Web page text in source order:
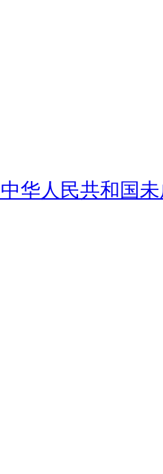
中华人民共和国